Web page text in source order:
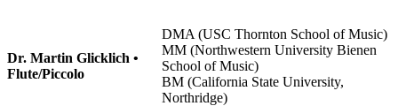
Dr. Martin Glicklich •
Flute/Piccolo
DMA (USC Thornton School of Music)
MM (Northwestern University Bienen
School of Music)
BM (California State University,
Northridge)